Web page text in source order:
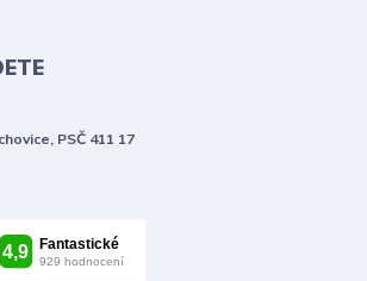
PSČ 411 17